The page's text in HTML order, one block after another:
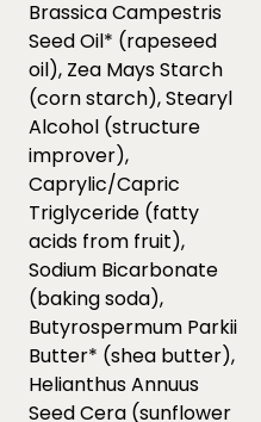
Brassica Campestris
Seed Oil* (rapeseed
oil), Zea Mays Starch
(corn starch), Stearyl
Alcohol (structure
improver),
Caprylic/Capric
Triglyceride (fatty
acids from fruit),
Sodium Bicarbonate
(baking soda),
Butyrospermum Parkii
Butter* (shea butter),
Helianthus Annuus
Seed Cera (sunflower